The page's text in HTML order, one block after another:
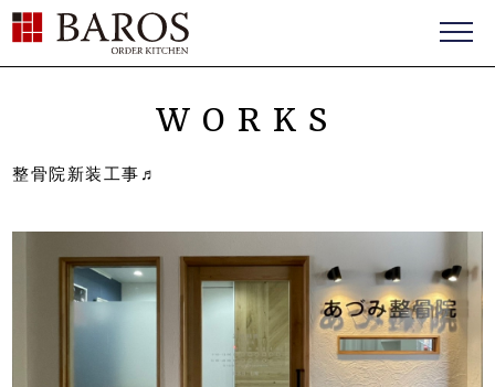
WORKS
整骨院新装工事♬